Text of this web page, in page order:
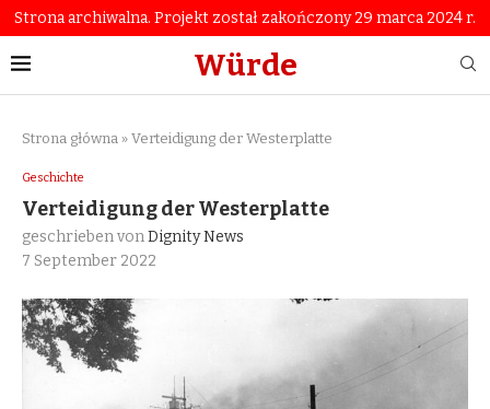
Strona archiwalna. Projekt został zakończony 29 marca 2024 r.
Würde
Strona główna » Verteidigung der Westerplatte
Geschichte
Verteidigung der Westerplatte
geschrieben vonDignity News
7 September 2022